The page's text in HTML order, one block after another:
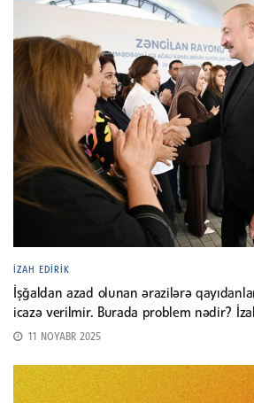
İZAH EDIRIK
İşğaldan azad olunan ərazilərə
icazə verilmir. Burada problem nədir?
11 NOYABR 2025